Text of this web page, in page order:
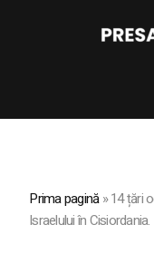
Prima pagină»14 țări
Israelului în